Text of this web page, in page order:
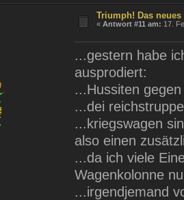
Triumph! Das
«Antwort #11 am: 17.
...gestern habe
ausprodiert:
...Hussiten
...dei
...kriegswagen
also einen
...da ich viele
Wagenkolonne
...irgendjemand